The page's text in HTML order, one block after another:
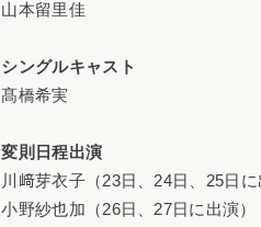
山本留里佳
シングルキャスト
髙橋希実
変則日程出演
川﨑芽衣子（23日、24日、25日に
小野紗也加（26日、27日に出演）